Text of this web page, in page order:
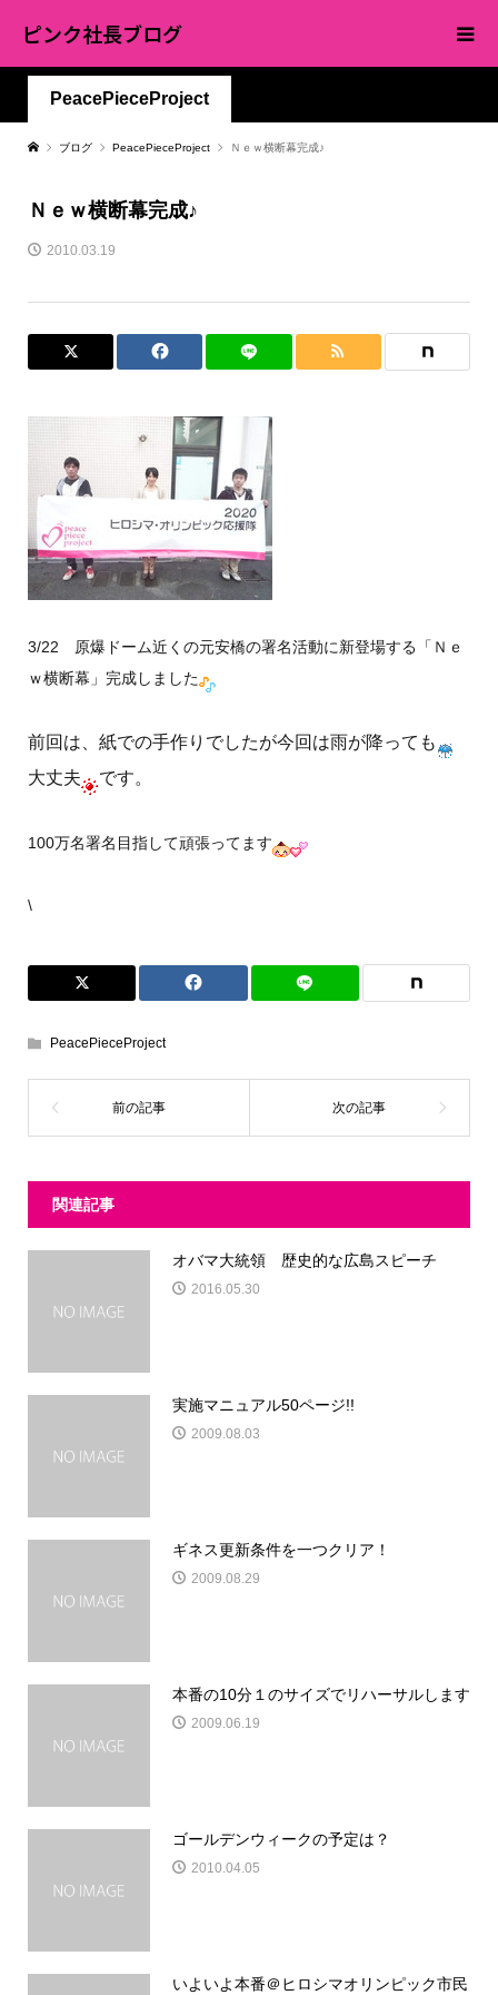
ピンク社長ブログ
PeacePieceProject
ブログ PeacePieceProject Ｎｅｗ横断幕完成♪
Ｎｅｗ横断幕完成♪
2010.03.19
3/22 原爆ドーム近くの元安橋の署名活動に新登場する「Ｎｅ
ｗ横断幕」完成しました
前回は、紙での手作りでしたが今回は雨が降っても
大丈夫
です。
100万名署名目指して頑張ってます
\
PeacePieceProject
関連記事
オバマ大統領 歴史的な広島スピーチ
2016.05.30
実施マニュアル50ページ!!
2009.08.03
ギネス更新条件を一つクリア！
2009.08.29
本番の10分１のサイズでリハーサルします
2009.06.19
ゴールデンウィークの予定は？
2010.04.05
いよいよ本番＠ヒロシマオリンピック市民